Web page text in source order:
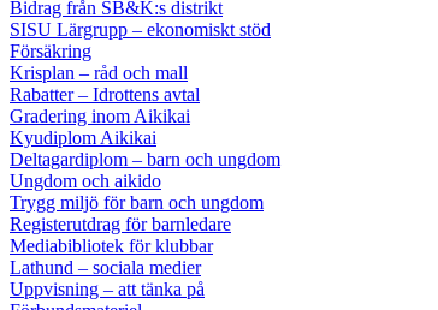
Bidrag från SB&K:s distrikt
SISU Lärgrupp – ekonomiskt stöd
Försäkring
Krisplan – råd och mall
Rabatter – Idrottens avtal
Gradering inom Aikikai
Kyudiplom Aikikai
Deltagardiplom – barn och ungdom
Ungdom och aikido
Trygg miljö för barn och ungdom
Registerutdrag för barnledare
Mediabibliotek för klubbar
Lathund – sociala medier
Uppvisning – att tänka på